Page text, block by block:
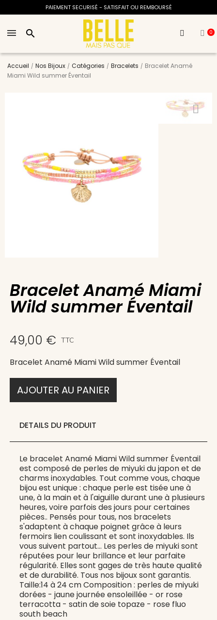
PAIEMENT SECURISÉ - SATISFAIT OU REMBOURSÉ
search 0
Accueil Nos Bijoux Catégories Bracelets
Bracelet Anamé
Miami Wild summer Éventail
Bracelet Anamé Miami
Wild summer Éventail
49,00 € TTC
Bracelet Anamé Miami Wild summer Éventail
AJOUTER AU PANIER
DETAILS DU PRODUIT
Le bracelet Anamé Miami Wild summer Éventail
est composé de perles de miyuki du japon et de
charms inoxydables. Tout comme vous, chaque
bijou est unique : chaque perle est tisée une à
une, à la main et à l'aiguille durant une à plusieurs
heures, voire parfois des jours pour certaines
pièces.. Pensés pour tous, nos bracelets
s'adaptent à chaque poignet grâce à leurs
fermoirs lien coulissant et sont inoxydables. Ils
vous suivent partout... Les perles de miyuki sont
réputées pour leur brillance et leur parfaite
régularité. Elles sont gages de très haute qualité
et de durabilité. Tous nos bijoux sont garantis.
Taille:14 à 24 cm Composition : perles de miyuki
dorées - jaune journée ensoleillée - or rose
terracotta - satin de soie topaze - rose fluo
south beach